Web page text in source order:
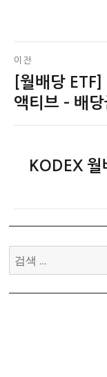
글
탐
색
이전
이
전
[월배당
액티브 – 배
KODEX
검
색: